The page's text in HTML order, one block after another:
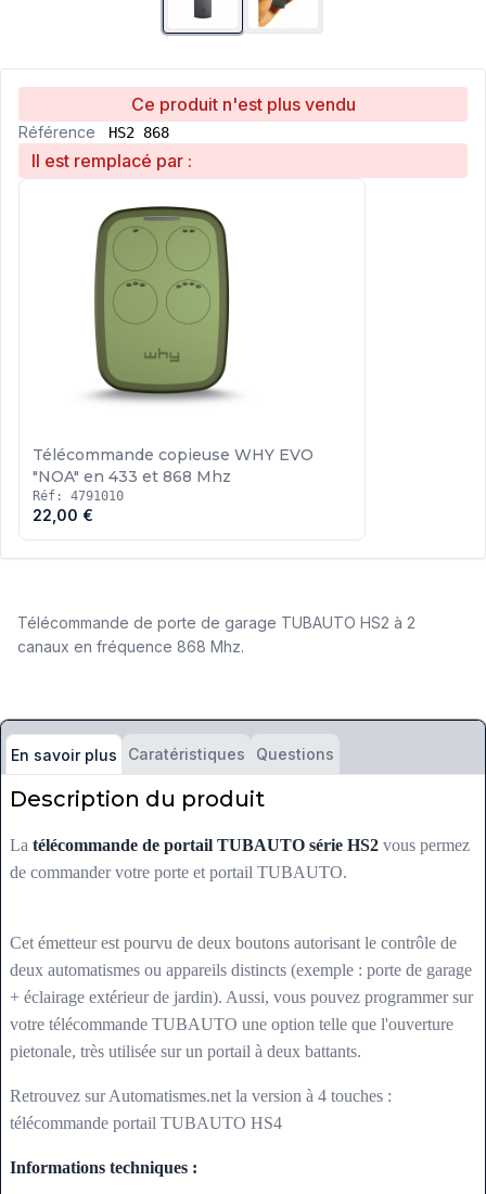
Ce produit n'est plus vendu
Référence HS2 868
Il est remplacé par :
Télécommande copieuse WHY EVO
"NOA" en 433 et 868 Mhz
Réf: 4791010
22,00 €
Télécommande de porte de garage TUBAUTO HS2 à 2
canaux en fréquence 868 Mhz.
En savoir plus Caratéristiques Questions
Description du produit
La télécommande de portail TUBAUTO série HS2 vous permez
de commander votre porte et portail TUBAUTO.
Cet émetteur est pourvu de deux boutons autorisant le contrôle de
deux automatismes ou appareils distincts (exemple : porte de garage
+ éclairage extérieur de jardin). Aussi, vous pouvez programmer sur
votre télécommande TUBAUTO une option telle que l'ouverture
pietonale, très utilisée sur un portail à deux battants.
Retrouvez sur Automatismes.net la version à 4 touches :
télécommande portail TUBAUTO HS4
Informations techniques :